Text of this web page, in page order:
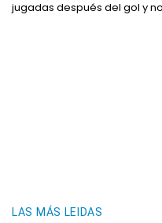
jugadas después del gol y
LAS MÁS LEIDAS